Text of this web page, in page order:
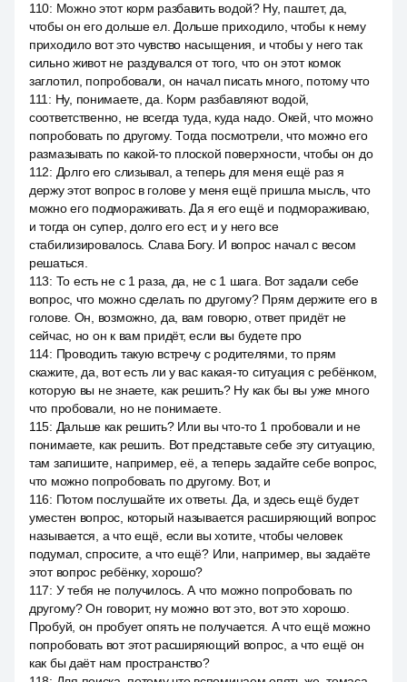
110: Можно этот корм разбавить водой? Ну, паштет, да,
чтобы он его дольше ел. Дольше приходило, чтобы к нему
приходило вот это чувство насыщения, и чтобы у него так
сильно живот не раздувался от того, что он этот комок
заглотил, попробовали, он начал писать много, потому что
111 : Ну, понимаете, да. Корм разбавляют водой,
соответственно, не всегда туда, куда надо. Окей, что можно
попробовать по другому. Тогда посмотрели, что можно его
размазывать по какой-то плоской поверхности, чтобы он до
112: Долго его слизывал, а теперь для меня ещё раз я
держу этот вопрос в голове у меня ещё пришла мысль, что
можно его подмораживать. Да я его ещё и подмораживаю,
и тогда он супер, долго его ест, и у него все
стабилизировалось. Слава Богу. И вопрос начал с весом
решаться.
113: То есть не с 1 раза, да, не с 1 шага. Вот задали себе
вопрос, что можно сделать по другому? Прям держите его в
голове. Он, возможно, да, вам говорю, ответ придёт не
сейчас, но он к вам придёт, если вы будете про
114: Проводить такую встречу с родителями, то прям
скажите, да, вот есть ли у вас какая-то ситуация с ребёнком,
которую вы не знаете, как решить? Ну как бы вы уже много
что пробовали, но не понимаете.
115: Дальше как решить? Или вы что-то 1 пробовали и не
понимаете, как решить. Вот представьте себе эту ситуацию,
там запишите, например, её, а теперь задайте себе вопрос,
что можно попробовать по другому. Вот, и
116: Потом послушайте их ответы. Да, и здесь ещё будет
уместен вопрос, который называется расширяющий вопрос
называется, а что ещё, если вы хотите, чтобы человек
подумал, спросите, а что ещё? Или, например, вы задаёте
этот вопрос ребёнку, хорошо?
117: У тебя не получилось. А что можно попробовать по
другому? Он говорит, ну можно вот это, вот это хорошо.
Пробуй, он пробует опять не получается. А что ещё можно
попробовать вот этот расширяющий вопрос, а что ещё он
как бы даёт нам пространство?